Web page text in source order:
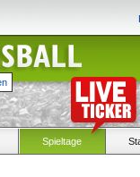
Spieltage